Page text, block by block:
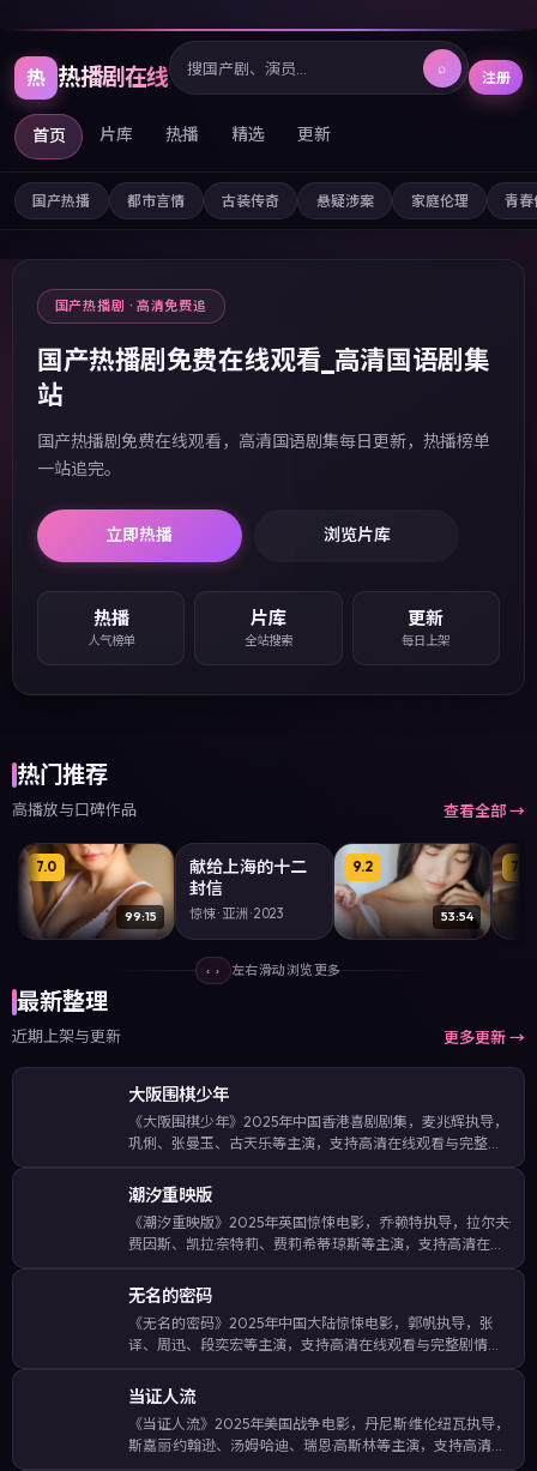
热 热播剧在线
首页 片库 热播 精选 更新
⌕
注册
国产热播 都市言情 古装传奇 悬疑涉案 家庭伦理 青春
国产热播剧 · 高清免费追
国产热播剧免费在线观看_高清国语剧集
站
国产热播剧免费在线观看，高清国语剧集每日更新，热播榜单
一站追完。
立即热播 浏览片库
热播
人气榜单
片库
全站搜索
更新
每日上架
热门推荐
高播放与口碑作品 查看全部 →
7.0
99:15
爱情 · 亚洲 · 2016
7.1
献给上海的十二
封信
惊悚 · 亚洲 · 2023
9.2
53:54
7.7
‹ › 左右滑动浏览更多
最新整理
近期上架与更新 更多更新 →
大阪围棋少年
《大阪围棋少年》2025年中国香港喜剧剧集，麦兆辉执导，
巩俐、张曼玉、古天乐等主演，支持高清在线观看与完整剧
与生存之间做出艰难抉择。影片收录关键词：大阪围棋少年
在线观看、中国香港喜剧、麦兆…
潮汐重映版
《潮汐重映版》2025年英国惊悚电影，乔·赖特执导，拉尔夫·
费因斯、凯拉·奈特莉、费莉希蒂·琼斯等主演，支持高清在线
欢惊悚题材的观众一口气追完。影片收录关键词：潮汐重映
版在线观看、英国惊悚…
无名的密码
《无名的密码》2025年中国大陆惊悚电影，郭帆执导，张
译、周迅、段奕宏等主演，支持高清在线观看与完整剧情介
命运起伏。影片收录关键词：无名的密码在线观看、中国大
陆惊悚、郭帆作品、张译主演。
当证人流
《当证人流》2025年美国战争电影，丹尼斯·维伦纽瓦执导，
斯嘉丽·约翰逊、汤姆·哈迪、瑞恩·高斯林等主演，支持高清在